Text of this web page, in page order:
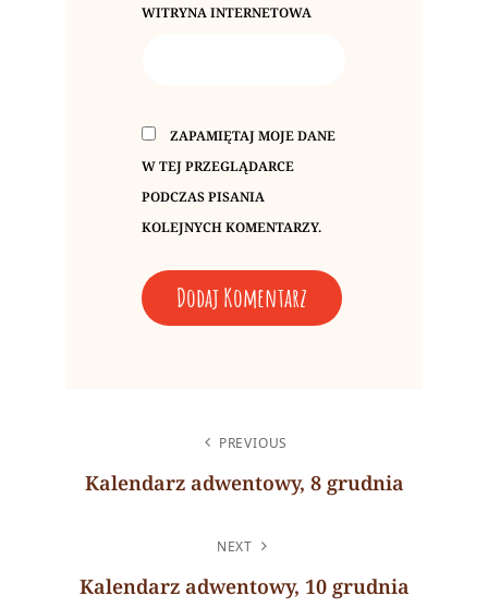
WITRYNA INTERNETOWA
ZAPAMIĘTAJ MOJE DANE
W TEJ PRZEGLĄDARCE
PODCZAS PISANIA
KOLEJNYCH KOMENTARZY.
R
T
PREVIOUS
Kalendarz adwentowy, 8 grudnia
NEXT
Kalendarz adwentowy, 10 grudnia